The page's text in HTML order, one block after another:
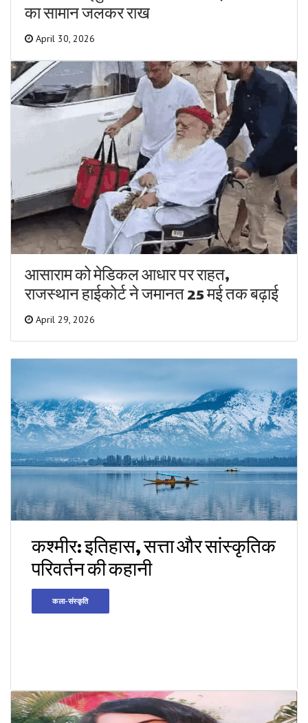
का सामान जलकर राख
April 30, 2026
आसाराम को मेडिकल आधार पर राहत,
राजस्थान हाईकोर्ट ने जमानत 25 मई तक बढ़ाई
April 29, 2026
कश्मीर: इतिहास, सत्ता और सांस्कृतिक
परिवर्तन की कहानी
कला-संस्कृति